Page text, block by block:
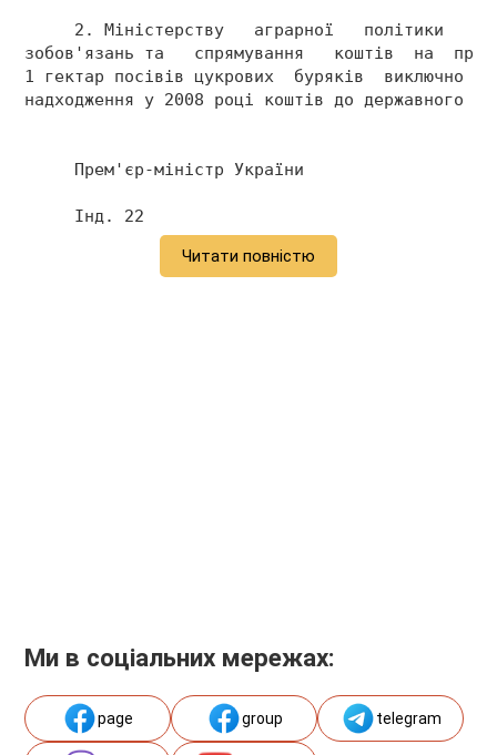
2. Міністерству   аграрної   політики
зобов'язань та   спрямування   коштів  на
1 гектар посівів цукрових  буряків  виключно
надходження у 2008 році коштів до державного
Прем'єр-міністр України
     Інд. 22
Читати повністю
Ми в соціальних мережах:
page group telegram